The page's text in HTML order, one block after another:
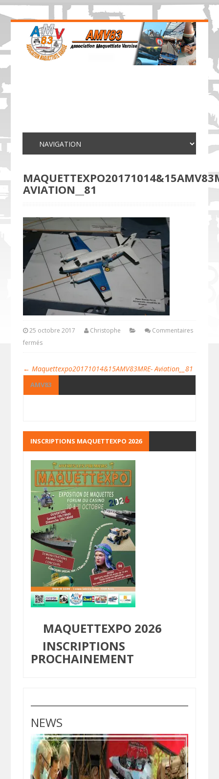
AVIATION__81
25 octobre 2017 Christophe
Commentaires
fermés
← Maquettexpo20171014&15AMV83MRE- Aviation__81
AMV83
INSCRIPTIONS MAQUETTEXPO 2026
MAQUETTEXPO 2026
INSCRIPTIONS
PROCHAINEMENT
NEWS